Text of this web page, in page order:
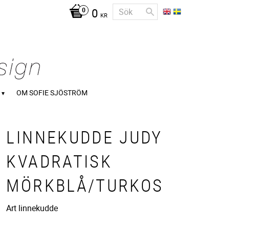
0 KR
OM SOFIE SJÖSTRÖM
LINNEKUDDE JUDY
KVADRATISK
MÖRKBLÅ/TURKOS
Art linnekudde